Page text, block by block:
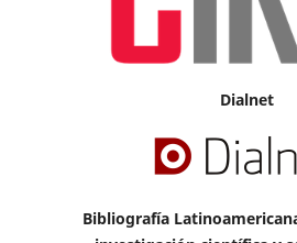
Dialnet
Bibliografía